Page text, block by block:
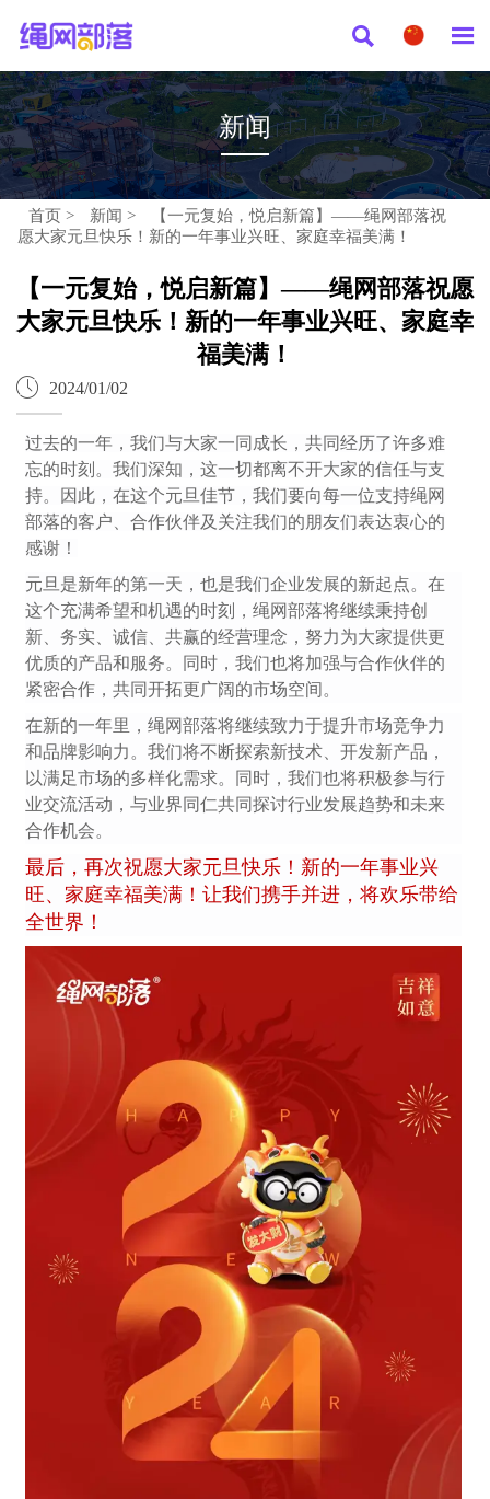
 
新闻
首页 > 新闻 >
【一元复始，悦启新篇】——绳网部落祝
愿大家元旦快乐！新的一年事业兴旺、家庭幸福美满！
【一元复始，悦启新篇】——绳网部落祝愿
大家元旦快乐！新的一年事业兴旺、家庭幸
福美满！
 2024/01/02
过去的一年，我们与大家一同成长，共同经历了许多难
忘的时刻。我们深知，这一切都离不开大家的信任与支
持。因此，在这个元旦佳节，我们要向每一位支持绳网
部落的客户、合作伙伴及关注我们的朋友们表达衷心的
感谢！
元旦是新年的第一天，也是我们企业发展的新起点。在
这个充满希望和机遇的时刻，绳网部落将继续秉持创
新、务实、诚信、共赢的经营理念，努力为大家提供更
优质的产品和服务。同时，我们也将加强与合作伙伴的
紧密合作，共同开拓更广阔的市场空间。
在新的一年里，绳网部落将继续致力于提升市场竞争力
和品牌影响力。我们将不断探索新技术、开发新产品，
以满足市场的多样化需求。同时，我们也将积极参与行
业交流活动，与业界同仁共同探讨行业发展趋势和未来
合作机会。
最后，再次祝愿大家元旦快乐！新的一年事业兴
旺、家庭幸福美满！让我们携手并进，将欢乐带给
全世界！